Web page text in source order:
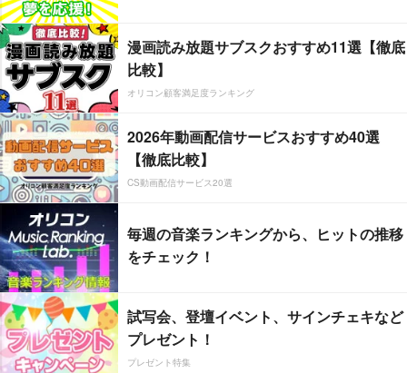
漫画読み放題サブスクおすすめ11選【徹底
比較】
オリコン顧客満足度ランキング
2026年動画配信サービスおすすめ40選
【徹底比較】
CS動画配信サービス20選
毎週の音楽ランキングから、ヒットの推移
をチェック！
試写会、登壇イベント、サインチェキなど
プレゼント！
プレゼント特集